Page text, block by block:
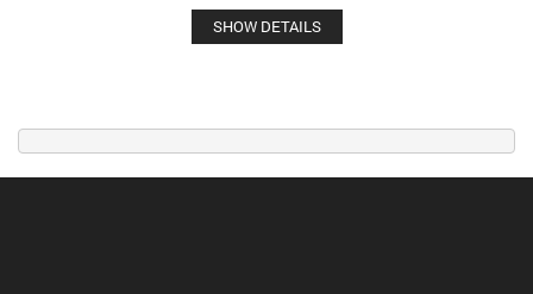
SHOW DETAILS